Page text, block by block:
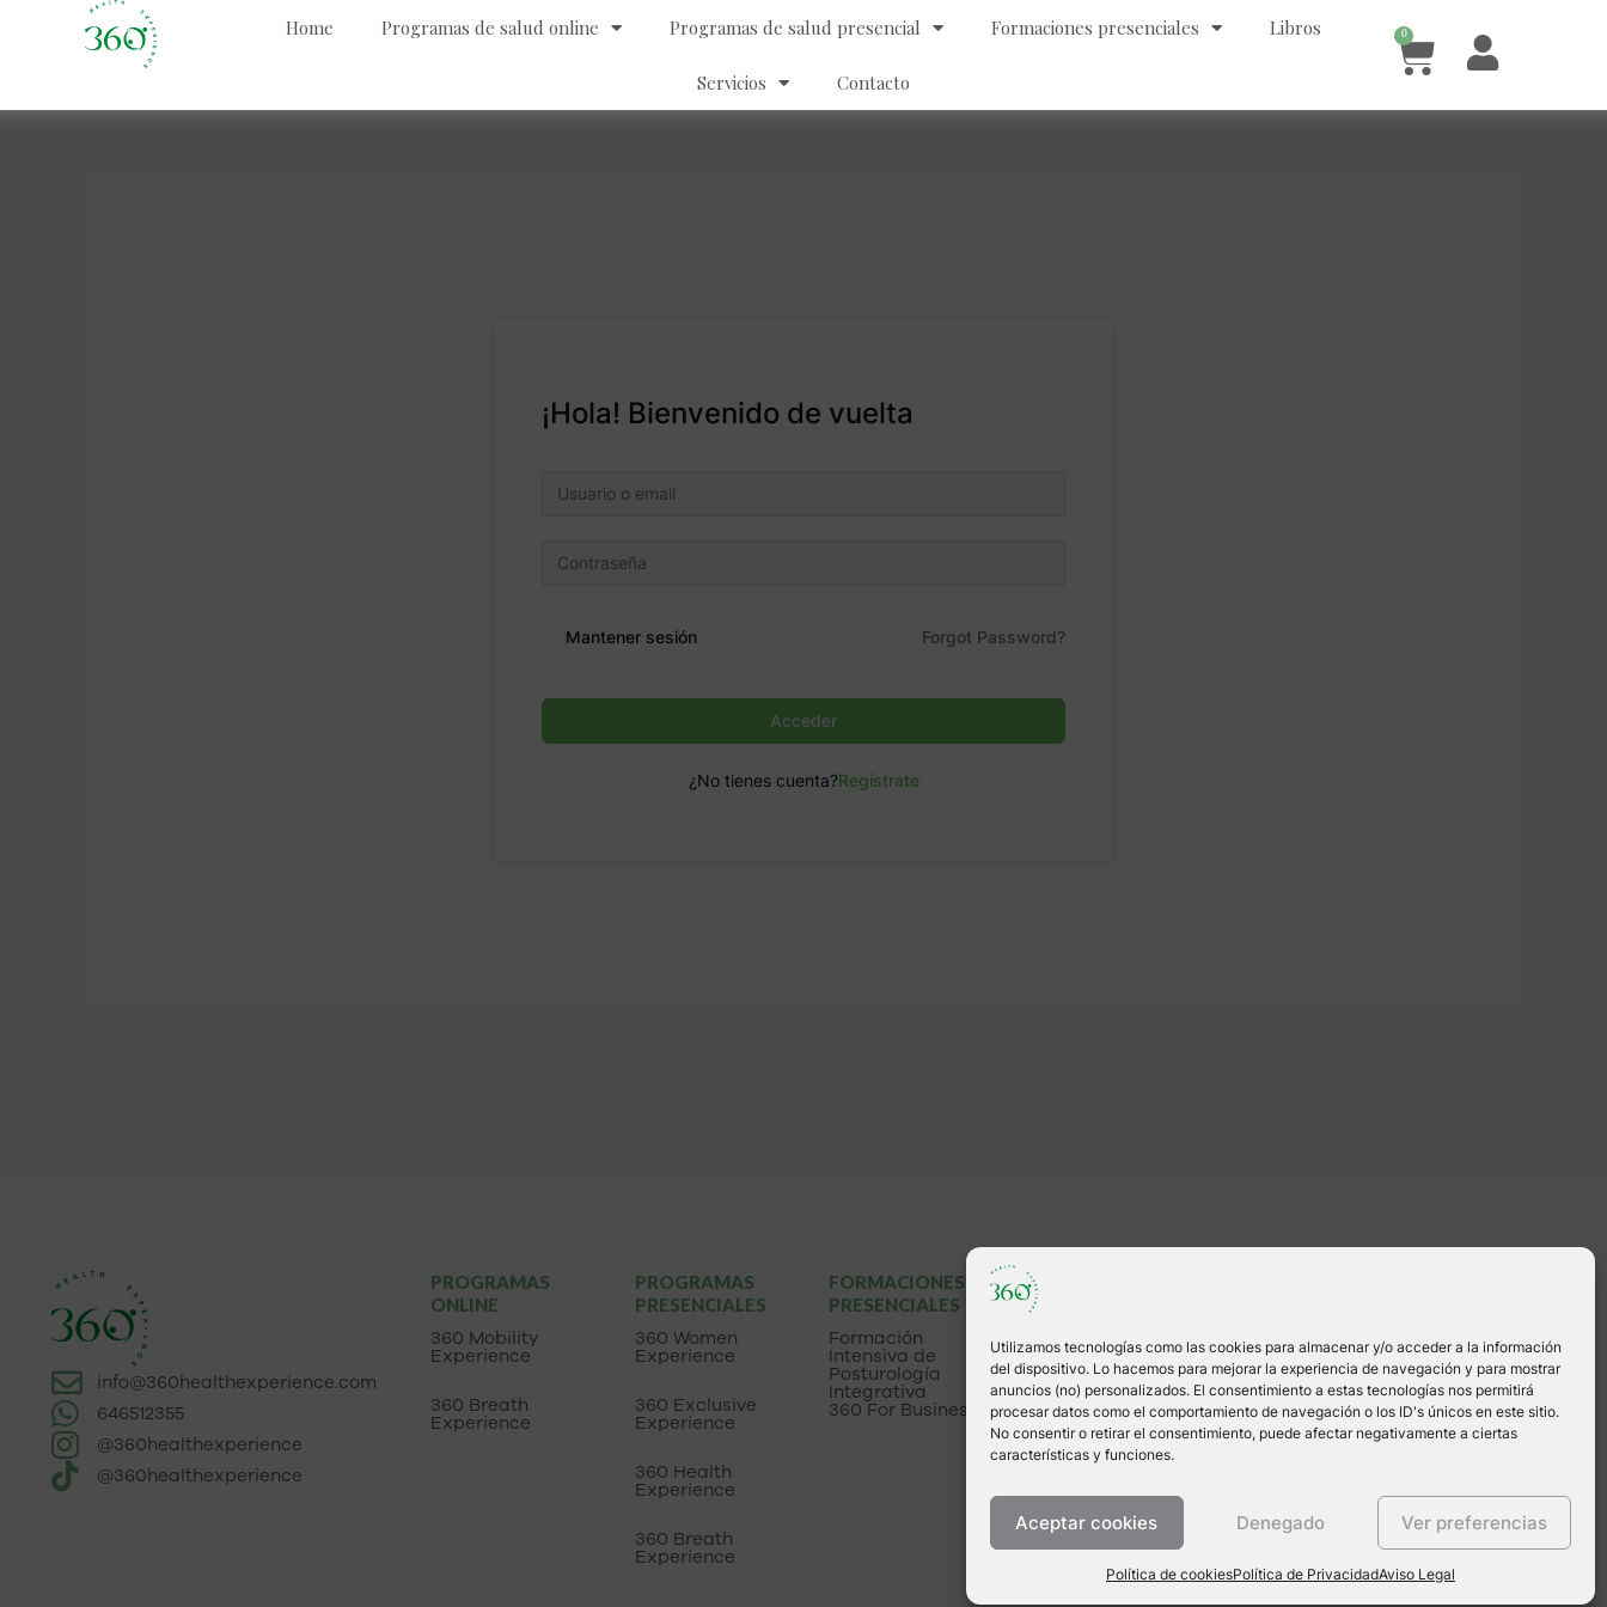
Utilizamos tecnologías como las cookies para almacenar y/o acceder a la información
del dispositivo. Lo hacemos para mejorar la experiencia de navegación y para mostrar
anuncios (no) personalizados. El consentimiento a estas tecnologías nos permitirá
procesar datos como el comportamiento de navegación o los ID's únicos en este sitio.
No consentir o retirar el consentimiento, puede afectar negativamente a ciertas
características y funciones.
Aceptar cookies Denegado Ver preferencias
Política de cookiesPolítica de PrivacidadAviso Legal
Home Programas de salud online Programas de salud presencial Formaciones presenciales Libros
Servicios Contacto
0
Cart
¡Hola! Bienvenido de vuelta
Mantener sesión Forgot Password?
Acceder
¿No tienes cuenta?Regístrate
info@360healthexperience.com
646512355
@360healthexperience
@360healthexperience
PROGRAMAS
ONLINE
360 Mobility
Experience
360 Breath
Experience
PROGRAMAS
PRESENCIALES
360 Women
Experience
360 Exclusive
Experience
360 Health
Experience
360 Breath
Experience
FORMACIONES
PRESENCIALES
Formación
Intensiva de
Posturología
Integrativa
360 For Business
LIBROS
Aprende a
cuerpo
Terapia y Gestión
Emocional
Nuestra Clínica
Política de
privacidad
Aviso Legal